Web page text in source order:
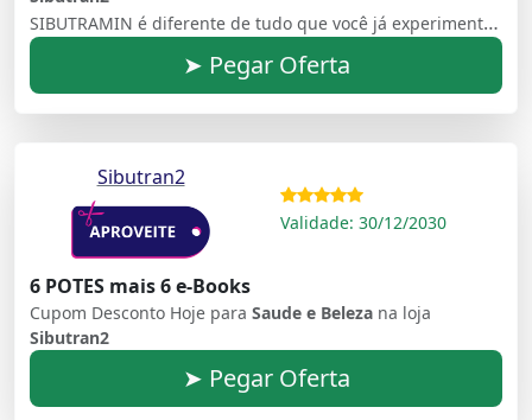
SIBUTRAMIN é diferente de tudo que você já experimentou antes em toda sua vida. É o único produto no mundo com uma mistura proprietária de 6 ativos + 8 nutrientes exóticos de plantas da America do Sul projetadas para atingir níveis baixos de tecido adiposo marrom (BAT), a nova causa raiz encontrada do seu ganho de peso inexplicável
➤ Pegar Oferta
Sibutran2
Validade: 30/12/2030
6 POTES mais 6 e-Books
Cupom Desconto Hoje para Saude e Beleza na loja
Sibutran2
➤ Pegar Oferta